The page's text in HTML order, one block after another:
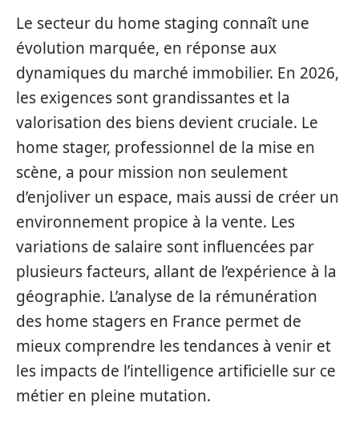
Le secteur du home staging connaît une
évolution marquée, en réponse aux
dynamiques du marché immobilier. En 2026,
les exigences sont grandissantes et la
valorisation des biens devient cruciale. Le
home stager, professionnel de la mise en
scène, a pour mission non seulement
d’enjoliver un espace, mais aussi de créer un
environnement propice à la vente. Les
variations de salaire sont influencées par
plusieurs facteurs, allant de l’expérience à la
géographie. L’analyse de la rémunération
des home stagers en France permet de
mieux comprendre les tendances à venir et
les impacts de l’intelligence artificielle sur ce
métier en pleine mutation.